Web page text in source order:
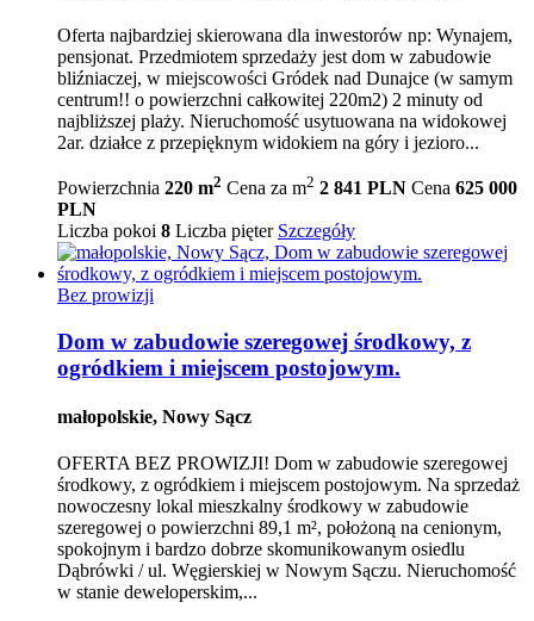
Oferta najbardziej skierowana dla inwestorów np: Wynajem,
pensjonat. Przedmiotem sprzedaży jest dom w zabudowie
bliźniaczej, w miejscowości Gródek nad Dunajce (w samym
centrum!! o powierzchni całkowitej 220m2) 2 minuty od
najbliższej plaży. Nieruchomość usytuowana na widokowej
2ar. działce z przepięknym widokiem na góry i jezioro...
Powierzchnia 220 m2 Cena za m2 2 841 PLN Cena 625 000
PLN
Liczba pokoi 8 Liczba pięter Szczegóły
Bez prowizji
Dom w zabudowie szeregowej środkowy, z
ogródkiem i miejscem postojowym.
małopolskie, Nowy Sącz
OFERTA BEZ PROWIZJI! Dom w zabudowie szeregowej
środkowy, z ogródkiem i miejscem postojowym. Na sprzedaż
nowoczesny lokal mieszkalny środkowy w zabudowie
szeregowej o powierzchni 89,1 m², położoną na cenionym,
spokojnym i bardzo dobrze skomunikowanym osiedlu
Dąbrówki / ul. Węgierskiej w Nowym Sączu. Nieruchomość
w stanie deweloperskim,...